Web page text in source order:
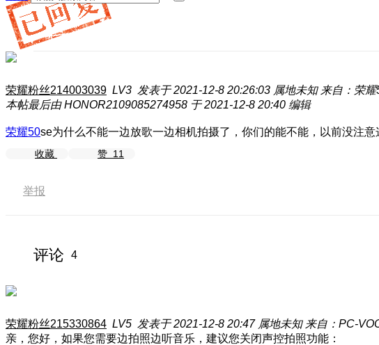
荣耀粉丝214003039 LV3 发表于 2021-12-8 20:26:03 属地未知 来自：荣
本帖最后由 HONOR2109085274958 于 2021-12-8 20:40 编辑
荣耀50se为什么不能一边放歌一边相机拍摄了，你们的能不能，以前没注
收藏 赞 11
举报
评论 4
荣耀粉丝215330864 LV5 发表于 2021-12-8 20:47 属地未知 来自：PC-
亲，您好，如果您需要边拍照边听音乐，建议您关闭声控拍照功能：